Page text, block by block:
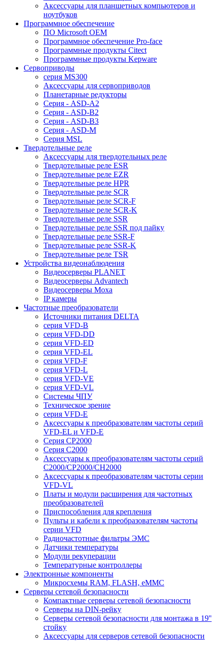
Аксессуары для планшетных компьютеров и
ноутбуков
Программное обеспечение
ПО Microsoft OEM
Программное обеспечение Pro-face
Программные продукты Citect
Программные продукты Kepware
Сервоприводы
серия MS300
Аксессуары для сервоприводов
Планетарные редукторы
Серия - ASD-A2
Серия - ASD-B2
Серия - ASD-B3
Серия - ASD-M
Серия MSL
Твердотельные реле
Аксессуары для твердотельных реле
Твердотельные реле ESR
Твердотельные реле EZR
Твердотельные реле HPR
Твердотельные реле SCR
Твердотельные реле SCR-F
Твердотельные реле SCR-K
Твердотельные реле SSR
Твердотельные реле SSR под пайку
Твердотельные реле SSR-F
Твердотельные реле SSR-K
Твердотельные реле TSR
Устройства видеонаблюдения
Видеосерверы PLANET
Видеосерверы Advantech
Видеосерверы Moxa
IP камеры
Частотные преобразователи
Источники питания DELTA
серия VFD-B
серия VFD-DD
серия VFD-ED
серия VFD-EL
серия VFD-F
серия VFD-L
серия VFD-VE
серия VFD-VL
Системы ЧПУ
Техническое зрение
серия VFD-E
Аксессуары к преобразователям частоты серий
VFD-EL и VFD-E
Серия CP2000
Серия C2000
Аксессуары к преобразователям частоты серий
С2000/CP2000/CH2000
Аксессуары к преобразователям частоты серии
VFD-VL
Платы и модули расширения для частотных
преобразователей
Приспособления для крепления
Пульты и кабели к преобразователям частоты
серии VFD
Радиочастотные фильтры ЭМС
Датчики температуры
Модули рекуперации
Температурные контроллеры
Электронные компоненты
Микросхемы RAM, FLASH, eMMC
Серверы сетевой безопасности
Компактные серверы сетевой безопасности
Серверы на DIN-рейку
Серверы сетевой безопасности для монтажа в 19''
стойку
Аксессуары для серверов сетевой безопасности